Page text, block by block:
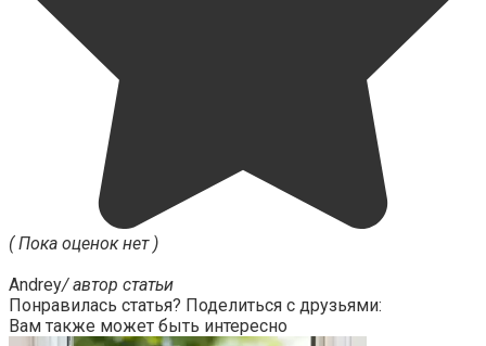
( Пока оценок нет )
Andrey/ автор статьи
Понравилась статья? Поделиться с друзьями:
Вам также может быть интересно